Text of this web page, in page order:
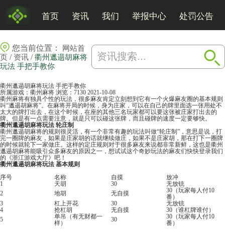
首页 资讯 我们 举报中心 处罚公告
您当前位置：
网站首
页 / 资讯 /衢州邋遢胡麻将
玩法 手把手教你
衢州邋遢胡麻将玩法 手把手教你
所属游戏： 衢州麻将 浏览：7130 2021-10-08
衢州 麻将有独具个性的玩法，很多麻友肯定立刻想到它有一个火爆麻友圈的基本规则
叫“邋遢胡麻将”。在麻将开局的时候，身为庄家，可以在自己的牌里面选一张用处不
太大的牌打出去，在这个时候，在座的其他三名玩家都可以要这张被庄家打出去的
牌。但是有一点需要注意，就是只可以碰这张牌，而且碰牌的速度一定要够快。
衢州邋遢胡麻将玩法 轮庄制
衢州邋遢胡麻将的规则很灵活，有一个非常有趣的玩法叫做“轮庄制”，意思是说，打
完一圈牌的麻友，如果是庄家胡的话就继续做庄，如果不是庄家胡，那在打下一圈牌
的时候就轮下一家做庄。这样的定庄规则对于很多麻友来说都非常新鲜，这也是衢州
邋遢胡麻将能吸引众多麻友的原因之一，想试试这个奇妙玩法的麻友们快快登录我们
的《浙江游戏大厅》吧！
衢州邋遢胡麻将玩法 基本规则
序号
名称 自摸
放冲
1
天胡 30
无放铳
2
地胡 无自摸
30（玩家每人付10
番）
3
杠上开花 30
无放铳
4
抢杠胡 无自摸 30（谁杠牌谁付）
5
单吊（有无财都一
样）
30
30（玩家每人付10
番）